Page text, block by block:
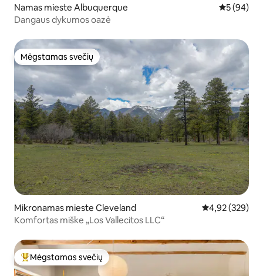
Namas mieste Albuquerque Vidutinis
5 (94)
Dangaus dykumos oazė
Mėgstamas svečių
Mėgstamas svečių
Mikronamas mieste Cleveland Vidutinis
4,92 (329)
Komfortas miške „Los Vallecitos LLC“
Svečių mėgstamiausias
Mėgstamas svečių